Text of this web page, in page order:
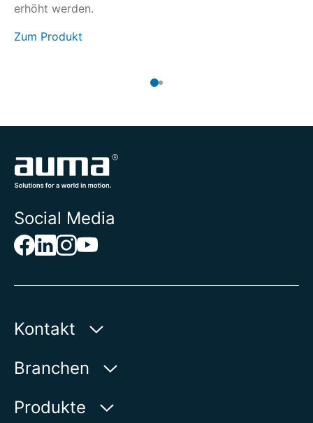
erhöht werden.
Zum Produkt
Social Media
Kontakt
AUMA Riester
Aumastraße 1
Branchen
Wasser
Produkte